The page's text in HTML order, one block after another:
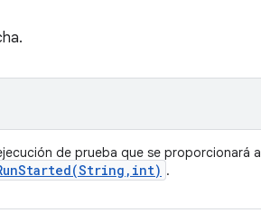
de prueba que se proporcionará a
String , int) .